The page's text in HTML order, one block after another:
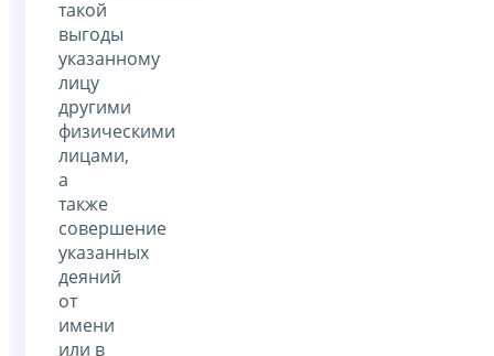
такой
выгоды
указанному
лицу
другими
физическими
лицами,
а
также
совершение
указанных
деяний
от
имени
или в